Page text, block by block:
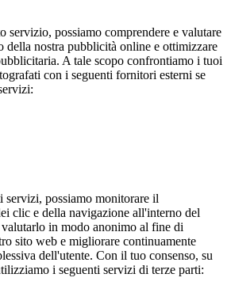
servizio, possiamo comprendere e valutare
della nostra pubblicità online e ottimizzare
A tale scopo confrontiamo i tuoi
con i seguenti fornitori esterni se
servizi, possiamo monitorare il
clic e della navigazione all'interno del
in modo anonimo al fine di
sito web e migliorare continuamente
dell'utente. Con il tuo consenso, su
i seguenti servizi di terze parti: